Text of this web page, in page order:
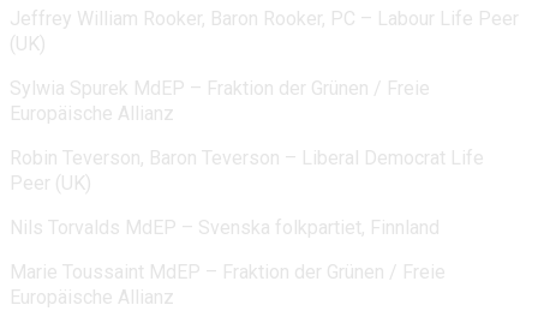
Jeffrey William Rooker, Baron Rooker, PC – Labour Life Peer
(UK)
Sylwia Spurek MdEP – Fraktion der Grünen / Freie
Europäische Allianz
Robin Teverson, Baron Teverson – Liberal Democrat Life
Peer (UK)
Nils Torvalds MdEP – Svenska folkpartiet, Finnland
Marie Toussaint MdEP – Fraktion der Grünen / Freie
Europäische Allianz